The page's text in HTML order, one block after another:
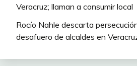
Veracruz; llaman a consumir local
Rocío Nahle descarta
desafuero de alcaldes en